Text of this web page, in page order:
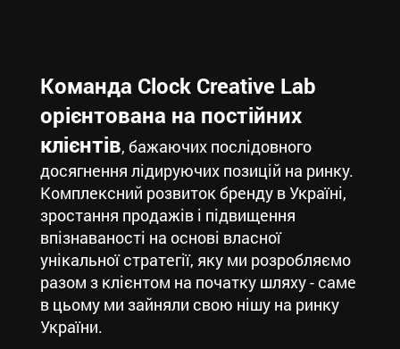
Команда Clock Creative Lab
орієнтована на постійних
клієнтів, бажаючих послідовного
досягнення лідируючих позицій на ринку.
Комплексний розвиток бренду в Україні,
зростання продажів і підвищення
впізнаваності на основі власної
унікальної стратегії, яку ми розробляємо
разом з клієнтом на початку шляху - саме
в цьому ми зайняли свою нішу на ринку
України.